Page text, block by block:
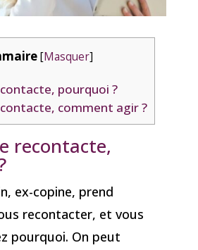
[Masquer]
pourquoi ?
comment agir ?
recontacte,
ex-copine, prend
recontacter, et vous
pourquoi. On peut